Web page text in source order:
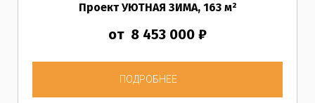
ПроектУЮТНАЯ ЗИМА, 163 м²
от 8 453 000 ₽
ПОДРОБНЕЕ